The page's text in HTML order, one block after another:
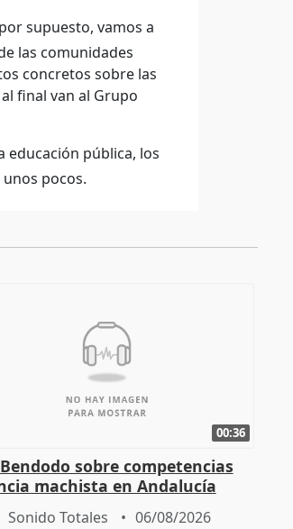
supuesto, vamos a
las comunidades
concretos sobre las
final van al Grupo
educación pública, los
pocos.
00:36
sobre competencias
machista en Andalucía
Sonido Totales 06/08/2026